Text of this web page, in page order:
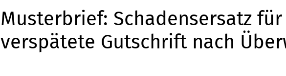
E-
Musterbrief: Schadensersatz für
verspätete Gutschrift nach